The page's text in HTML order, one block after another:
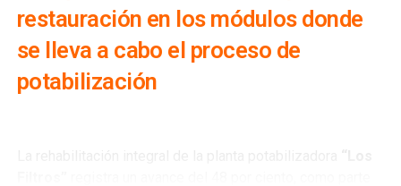
restauración en los módulos donde
se lleva a cabo el proceso de
potabilización